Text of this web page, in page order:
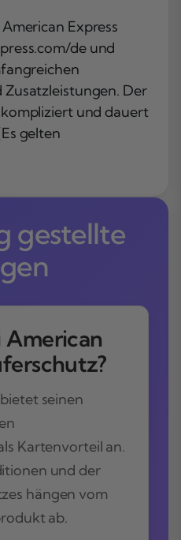
Express
de und
Der
und dauert
gelten
gestellte
American
seinen
Kartenvorteil an.
und der
hängen vom
ab.